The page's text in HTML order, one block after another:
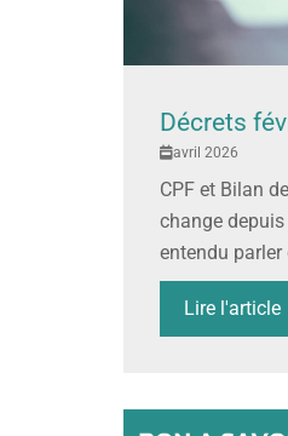
Décrets
avril 2026
CPF et Bilan
change
entendu parler
Lire l'article